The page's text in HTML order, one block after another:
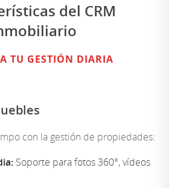
del CRM
TU GESTIÓN DIARIA
con la gestión de propiedades:
Soporte para fotos 360°, vídeos